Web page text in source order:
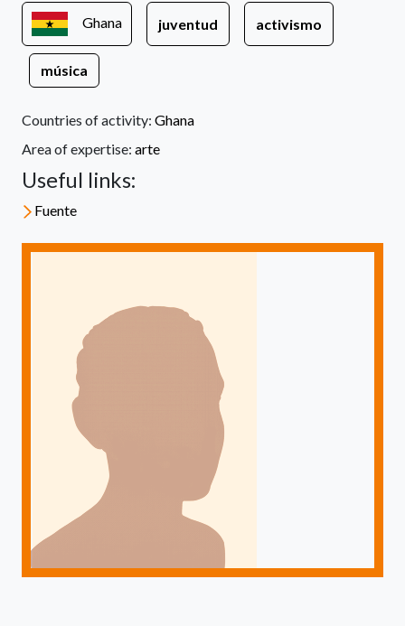
Ghana juventud activismo
música
Countries of activity: Ghana
Area of expertise: arte
Useful links:
Fuente